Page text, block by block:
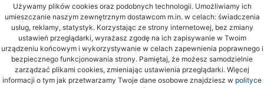
Używamy plików cookies oraz podobnych technologii. Umożliwiamy ich
umieszczanie naszym zewnętrznym dostawcom m.in. w celach: świadczenia
usług, reklamy, statystyk. Korzystając ze strony internetowej, bez zmiany
ustawień przeglądarki, wyrażasz zgodę na ich zapisywanie w Twoim
urządzeniu końcowym i wykorzystywanie w celach zapewnienia poprawnego i
bezpiecznego funkcjonowania strony. Pamiętaj, że możesz samodzielnie
zarządzać plikami cookies, zmieniając ustawienia przeglądarki. Więcej
informacji o tym jak przetwarzamy Twoje dane osobowe znajdziesz w polityce